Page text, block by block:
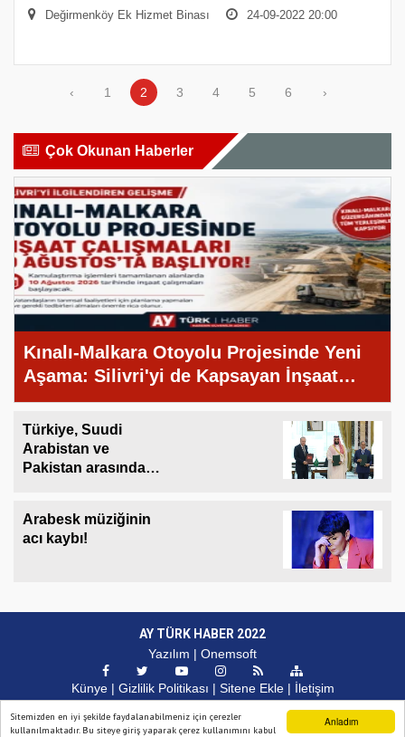
Anladım
Sitemizden en iyi şekilde faydalanabilmeniz için çerezler
kullanılmaktadır. Bu siteye giriş yaparak çerez kullanımını kabul
Değirmenköy Ek Hizmet Binası 24-09-2022 20:00
‹ 1 2 3 4 5 6 ›
Çok Okunan Haberler
Kınalı-Malkara Otoyolu Projesinde Yeni
Aşama: Silivri'yi de Kapsayan İnşaat
Çalışmaları 10 Ağustos'ta Başlıyor
Türkiye, Suudi
Arabistan ve
Pakistan arasında
Arabesk müziğinin
acı kaybı!
AY TÜRK HABER 2022
Yazılım | Onemsoft
Künye Gizlilik Politikası Sitene Ekle İletişim